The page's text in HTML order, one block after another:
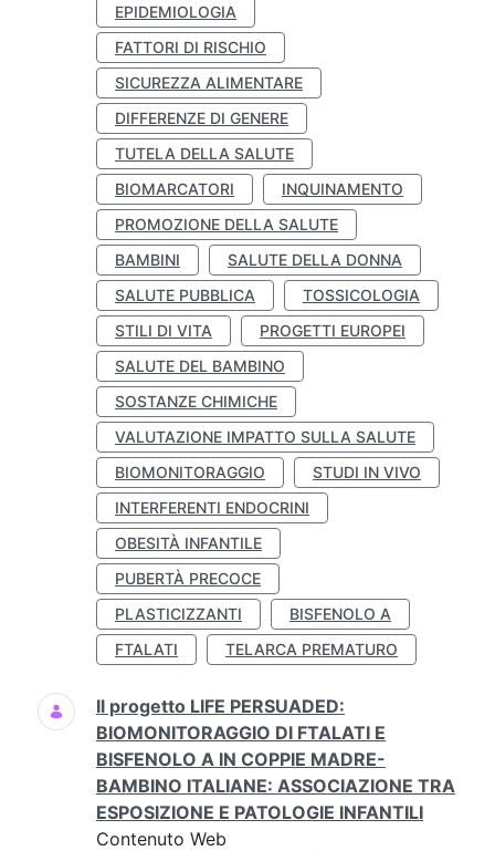
EPIDEMIOLOGIA
FATTORI DI RISCHIO
SICUREZZA ALIMENTARE
DIFFERENZE DI GENERE
TUTELA DELLA SALUTE
BIOMARCATORI
INQUINAMENTO
PROMOZIONE DELLA SALUTE
BAMBINI
SALUTE DELLA DONNA
SALUTE PUBBLICA
TOSSICOLOGIA
STILI DI VITA
PROGETTI EUROPEI
SALUTE DEL BAMBINO
SOSTANZE CHIMICHE
VALUTAZIONE IMPATTO SULLA SALUTE
BIOMONITORAGGIO
STUDI IN VIVO
INTERFERENTI ENDOCRINI
OBESITÀ INFANTILE
PUBERTÀ PRECOCE
PLASTICIZZANTI
BISFENOLO A
FTALATI
TELARCA PREMATURO
Il progetto LIFE PERSUADED:
BIOMONITORAGGIO DI FTALATI E
BISFENOLO A IN COPPIE MADRE-
BAMBINO ITALIANE: ASSOCIAZIONE TRA
ESPOSIZIONE E PATOLOGIE INFANTILI
Contenuto Web